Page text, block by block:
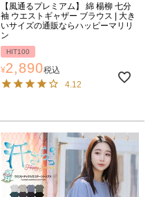
【風通るプレミアム】 綿 楊柳 七分
袖 ウエストギャザー ブラウス | 大き
いサイズの通販ならハッピーマリリ
ン
HIT100
¥2,890税込
4.12